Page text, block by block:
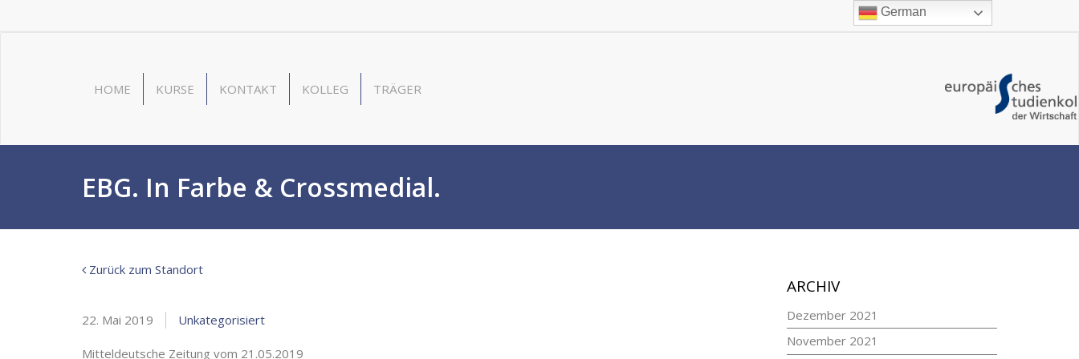
HOME KURSE KONTAKT KOLLEG TRÄGER
EBG. In Farbe & Crossmedial.
Zurück zum Standort
22. Mai 2019 Unkategorisiert
Mitteldeutsche Zeitung vom 21.05.2019
ARCHIV
Dezember 2021
November 2021
German